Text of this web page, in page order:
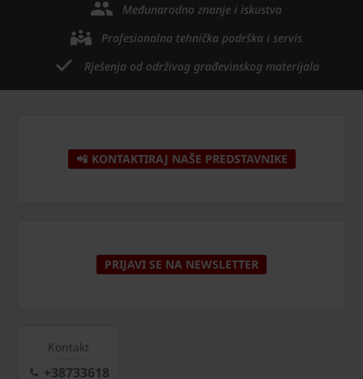
Međunarodno znanje i iskustvo
Profesionalna tehnička podrška i servis
Rješenja od održivog građevinskog materijala
📲 KONTAKTIRAJ NAŠE PREDSTAVNIKE
PRIJAVI SE NA NEWSLETTER
Kontakt
+38733618